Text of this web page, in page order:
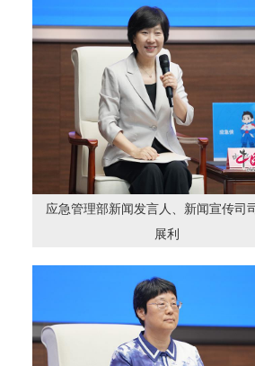
应急管理部新闻发言人、新闻宣传司
展利